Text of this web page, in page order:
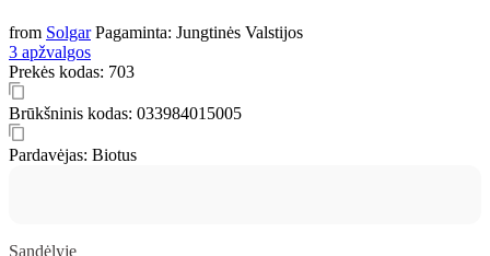
from Solgar Pagaminta: Jungtinės Valstijos
3 apžvalgos
Prekės kodas: 703
Brūkšninis kodas: 033984015005
Pardavėjas: Biotus
Sandėlyje